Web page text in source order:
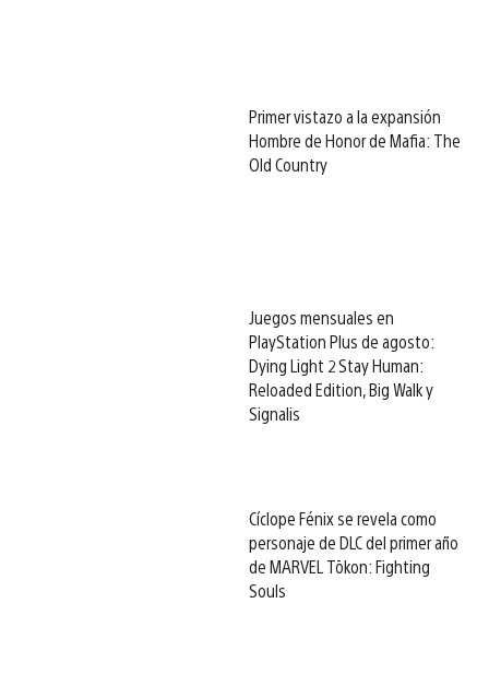
Primer vistazo a la expansión
Hombre de Honor de Mafia: The
Old Country
Juegos mensuales en
PlayStation Plus de agosto:
Dying Light 2 Stay Human:
Reloaded Edition, Big Walk y
Signalis
Cíclope Fénix se revela como
personaje de DLC del primer año
de MARVEL Tōkon: Fighting
Souls